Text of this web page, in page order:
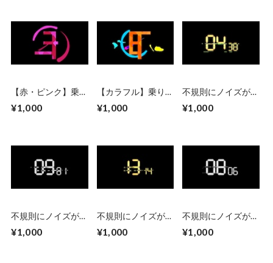
【赤・ピンク】乗り
使えるゴシック系カ
材・Premiere Proデ
¥1,000
【カラフル】乗り替
えるゴシック系カウ
材・Premiere Proデ
¥1,000
不規則にノイズが走
トアップ 黄色
¥1,000
不規則にノイズが走
トアップ 白
¥1,000
不規則にノイズが走
トダウン 黄色
¥1,000
不規則にノイズが走
トダウン 白
¥1,000